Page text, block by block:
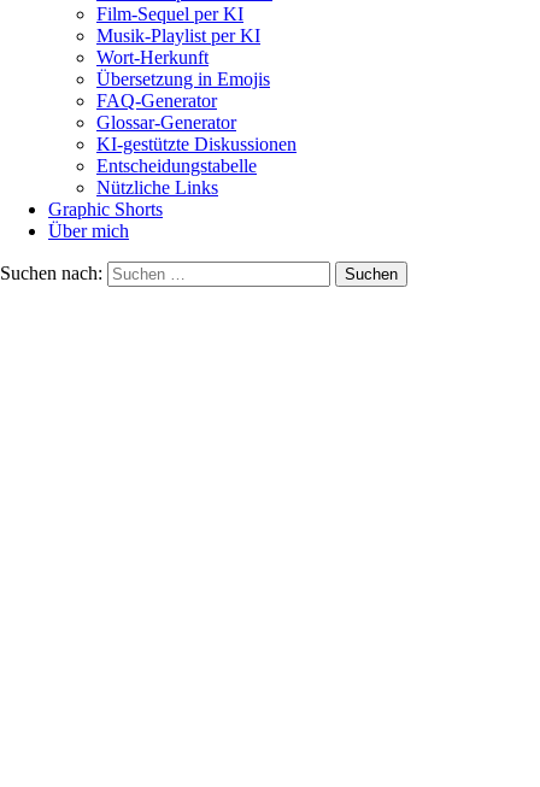
Film-Sequel per KI
Musik-Playlist per KI
Wort-Herkunft
Übersetzung in Emojis
FAQ-Generator
Glossar-Generator
KI-gestützte Diskussionen
Entscheidungstabelle
Nützliche Links
Graphic Shorts
Über mich
Suchen nach: